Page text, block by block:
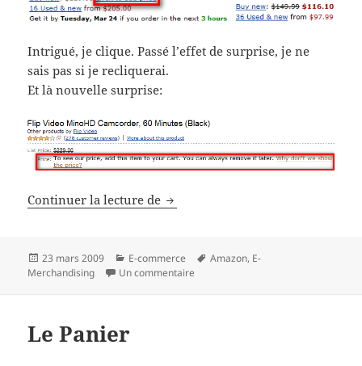
Intrigué, je clique. Passé l’effet de surprise, je ne
sais pas si je recliquerai.
Et là nouvelle surprise:
Continuer la lecture de Amazon Kindle Surprise
Publié
le
23 mars 2009 Catégories
E-commerce
Mots-
Amazon, E-
Merchandising
Un commentaire
Le Panier